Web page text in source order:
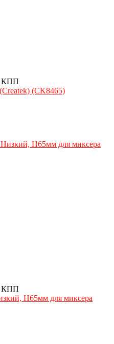
КПП
(CK8465)
КПП
H65мм для миксера